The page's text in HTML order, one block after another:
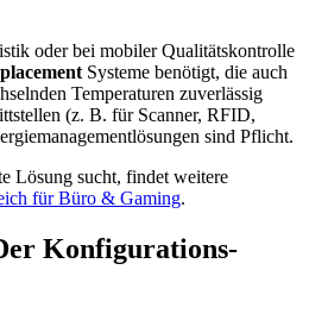
oder bei mobiler Qualitätskontrolle
Systeme benötigt, die auch
Temperaturen zuverlässig
(z. B. für Scanner, RFID,
sind Pflicht.
Lösung sucht, findet weitere
für Büro & Gaming.
Konfigurations-